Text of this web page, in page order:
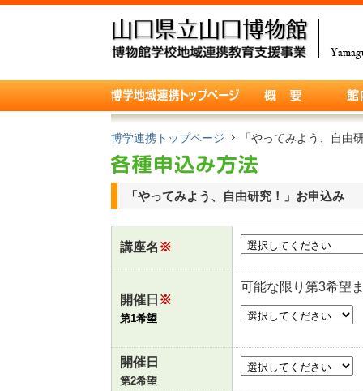
博学連携トップページ 「やってみよう、自由
「やってみよう、自由研究！」お申込み
講座名 ※
開催日 ※
第1希望
可能な限り第3希望
開催日
第2希望